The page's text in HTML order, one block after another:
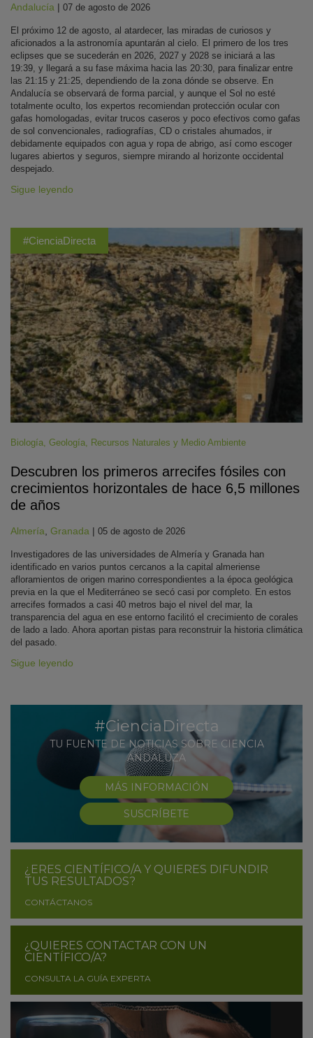
Andalucía | 07 de agosto de 2026
El próximo 12 de agosto, al atardecer, las miradas de curiosos y
aficionados a la astronomía apuntarán al cielo. El primero de los tres
eclipses que se sucederán en 2026, 2027 y 2028 se iniciará a las
19:39, y llegará a su fase máxima hacia las 20:30, para finalizar entre
las 21:15 y 21:25, dependiendo de la zona dónde se observe. En
Andalucía se observará de forma parcial, y aunque el Sol no esté
totalmente oculto, los expertos recomiendan protección ocular con
gafas homologadas, evitar trucos caseros y poco efectivos como gafas
de sol convencionales, radiografías, CD o cristales ahumados, ir
debidamente equipados con agua y ropa de abrigo, así como escoger
lugares abiertos y seguros, siempre mirando al horizonte occidental
despejado.
Sigue leyendo
#CienciaDirecta
Biología Geología Recursos Naturales y Medio Ambiente
Descubren los primeros arrecifes fósiles con
crecimientos horizontales de hace 6,5 millones
de años
Almería Granada | 05 de agosto de 2026
Investigadores de las universidades de Almería y Granada han
identificado en varios puntos cercanos a la capital almeriense
afloramientos de origen marino correspondientes a la época geológica
previa en la que el Mediterráneo se secó casi por completo. En estos
arrecifes formados a casi 40 metros bajo el nivel del mar, la
transparencia del agua en ese entorno facilitó el crecimiento de corales
de lado a lado. Ahora aportan pistas para reconstruir la historia climática
del pasado.
Sigue leyendo
#CienciaDirecta
TU FUENTE DE NOTICIAS SOBRE CIENCIA
ANDALUZA
MÁS INFORMACIÓN
SUSCRÍBETE
¿ERES CIENTÍFICO/A Y QUIERES DIFUNDIR
TUS RESULTADOS?
CONTÁCTANOS
¿QUIERES CONTACTAR CON UN
CIENTÍFICO/A?
CONSULTA LA GUÍA EXPERTA